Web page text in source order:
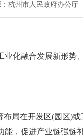
州市人民政府办公厅
融合发展新形势
在开发区(园区)
，促进产业链强链